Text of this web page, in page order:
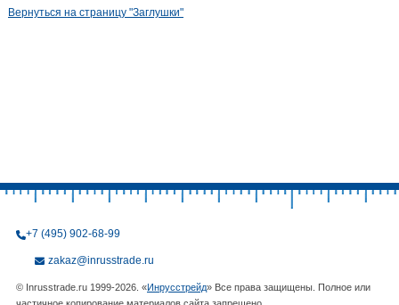
Вернуться на страницу "Заглушки"
+7 (495) 902-68-99
zakaz@inrusstrade.ru
© Inrusstrade.ru 1999-2026. «Инрусстрейд» Все права защищены. Полное или